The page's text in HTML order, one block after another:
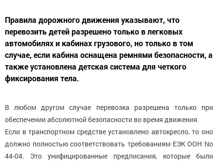
Правила дорожного движения указывают, что
перевозить детей разрешено только в легковых
автомобилях и кабинах грузового, но только в том
случае, если кабина оснащена ремнями безопасности, а
также установлена детская система для четкого
фиксирования тела.
В любом другом случае перевозка разрешена только при
обеспечении абсолютной безопасности во время движения.
Если в транспортном средстве установлено автокресло, то оно
должно полностью соответствовать требованиям ЕЭК ООН No
44-04. Это унифицированные предписания, которые были